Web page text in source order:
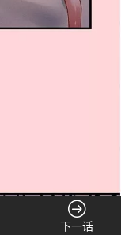
下一话